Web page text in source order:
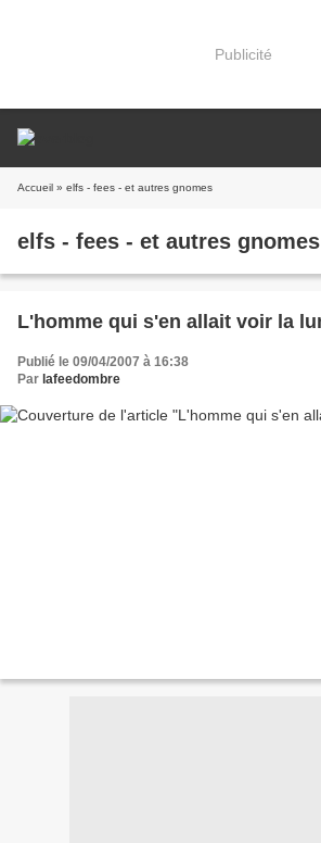
Publicité
Accueil » elfs - fees - et autres gnomes
elfs - fees - et autres gnomes
L'homme qui s'en allait voir la
Publié le 09/04/2007 à 16:38
Par lafeedombre